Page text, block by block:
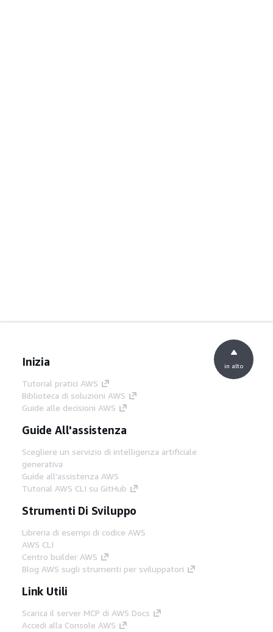
Inizia
Tutorial pratici AWS
Biblioteca di soluzioni AWS
Guide alle decisioni AWS
Guide All'assistenza
Scegliere un servizio di intelligenza artificiale
generativa
Guide all'assistenza AWS
Tutorial AWS CLI su GitHub
Strumenti Di Sviluppo
Libreria di esempi di codice AWS
AWS CLI
Centro builder AWS
Blog AWS sugli strumenti per sviluppatori
Link Utili
Scarica il server MCP di AWS Docs
Accedi alla Console AWS
in alto